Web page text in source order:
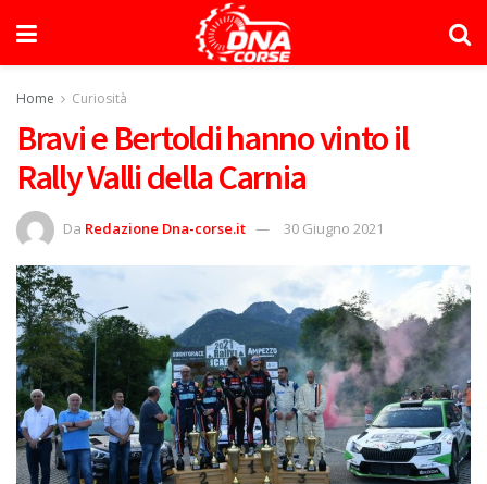
Home Curiosità
Bravi e Bertoldi hanno vinto il
Rally Valli della Carnia
Da Redazione Dna-corse.it 30 Giugno 2021